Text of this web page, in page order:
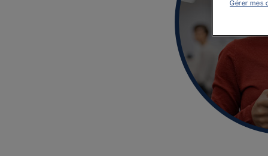
Gérer mes